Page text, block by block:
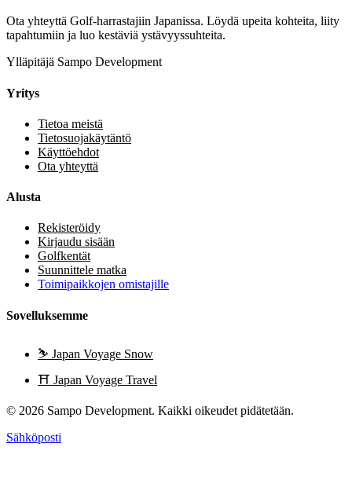
Ota yhteyttä Golf-harrastajiin Japanissa. Löydä upeita kohteita, liity
tapahtumiin ja luo kestäviä ystävyyssuhteita.
Ylläpitäjä Sampo Development
Yritys
Tietoa meistä
Tietosuojakäytäntö
Käyttöehdot
Ota yhteyttä
Alusta
Rekisteröidy
Kirjaudu sisään
Golfkentät
Suunnittele matka
Toimipaikkojen omistajille
Sovelluksemme
⛷️ Japan Voyage Snow
⛩️ Japan Voyage Travel
© 2026 Sampo Development. Kaikki oikeudet pidätetään.
Sähköposti